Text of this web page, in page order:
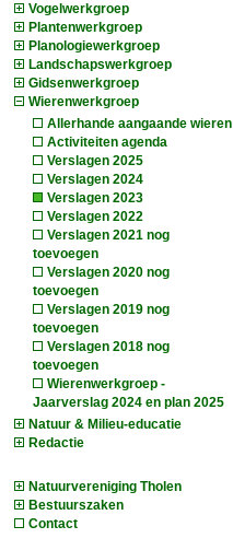
Vogelwerkgroep
Plantenwerkgroep
Planologiewerkgroep
Landschapswerkgroep
Gidsenwerkgroep
Wierenwerkgroep
Allerhande aangaande wieren
Activiteiten agenda
Verslagen 2025
Verslagen 2024
Verslagen 2023
Verslagen 2022
Verslagen 2021 nog
toevoegen
Verslagen 2020 nog
toevoegen
Verslagen 2019 nog
toevoegen
Verslagen 2018 nog
toevoegen
Wierenwerkgroep -
Jaarverslag 2024 en plan 2025
Natuur & Milieu-educatie
Redactie
Natuurvereniging Tholen
Bestuurszaken
Contact